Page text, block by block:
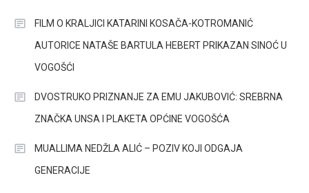
FILM O KRALJICI KATARINI KOSAČA-KOTROMANIĆ
AUTORICE NATAŠE BARTULA HEBERT PRIKAZAN SINOĆ U
VOGOŠĆI
DVOSTRUKO PRIZNANJE ZA EMU JAKUBOVIĆ: SREBRNA
ZNAČKA UNSA I PLAKETA OPĆINE VOGOŠĆA
MUALLIMA NEDŽLA ALIĆ – POZIV KOJI ODGAJA
GENERACIJE